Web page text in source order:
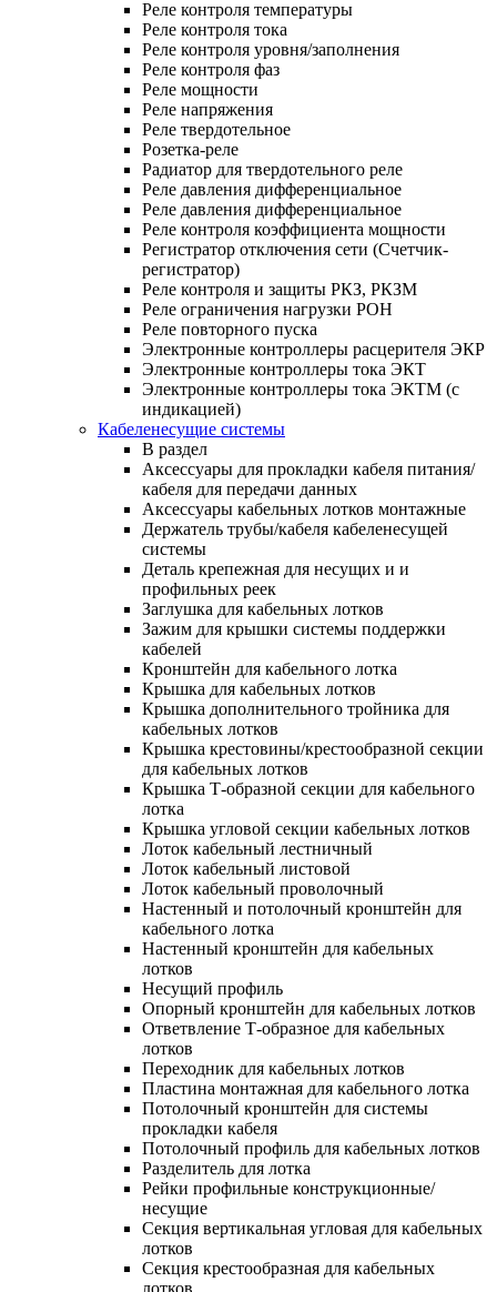
Реле контроля температуры
Реле контроля тока
Реле контроля уровня/заполнения
Реле контроля фаз
Реле мощности
Реле напряжения
Реле твердотельное
Розетка-реле
Радиатор для твердотельного реле
Реле давления дифференциальное
Реле давления дифференциальное
Реле контроля коэффициента мощности
Регистратор отключения сети (Счетчик-
регистратор)
Реле контроля и защиты РКЗ, РКЗМ
Реле ограничения нагрузки РОН
Реле повторного пуска
Электронные контроллеры расцерителя ЭКР
Электронные контроллеры тока ЭКТ
Электронные контроллеры тока ЭКТМ (с
индикацией)
Кабеленесущие системы
В раздел
Аксессуары для прокладки кабеля питания/
кабеля для передачи данных
Аксессуары кабельных лотков монтажные
Держатель трубы/кабеля кабеленесущей
системы
Деталь крепежная для несущих и и
профильных реек
Заглушка для кабельных лотков
Зажим для крышки системы поддержки
кабелей
Кронштейн для кабельного лотка
Крышка для кабельных лотков
Крышка дополнительного тройника для
кабельных лотков
Крышка крестовины/крестообразной секции
для кабельных лотков
Крышка Т-образной секции для кабельного
лотка
Крышка угловой секции кабельных лотков
Лоток кабельный лестничный
Лоток кабельный листовой
Лоток кабельный проволочный
Настенный и потолочный кронштейн для
кабельного лотка
Настенный кронштейн для кабельных
лотков
Несущий профиль
Опорный кронштейн для кабельных лотков
Ответвление Т-образное для кабельных
лотков
Переходник для кабельных лотков
Пластина монтажная для кабельного лотка
Потолочный кронштейн для системы
прокладки кабеля
Потолочный профиль для кабельных лотков
Разделитель для лотка
Рейки профильные конструкционные/
несущие
Секция вертикальная угловая для кабельных
лотков
Секция крестообразная для кабельных
лотков